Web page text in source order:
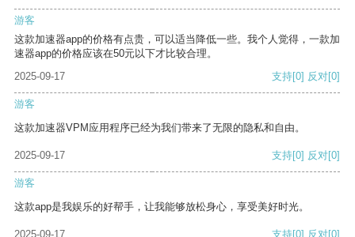
游客
这款加速器app的价格有点贵，可以适当降低一些。我个人觉得，一款加
速器app的价格应该在50元以下才比较合理。
2025-09-17
支持[0] 反对[0]
游客
这款加速器VPM应用程序已经为我们带来了无限的隐私和自由。
2025-09-17 支持[0] 反对[0]
游客
这款app是我娱乐的好帮手，让我能够放松身心，享受美好时光。
2025-09-17 支持[0] 反对[0]